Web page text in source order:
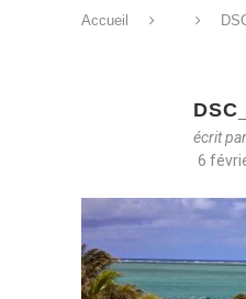
Accueil
écrit par
6